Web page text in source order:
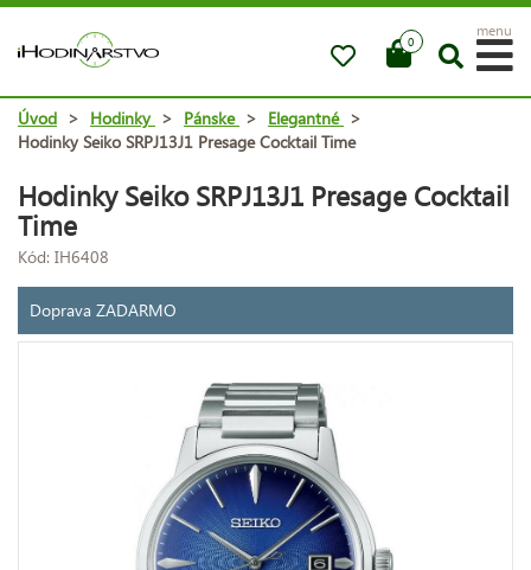
0
menu
Úvod > Hodinky > Pánske > Elegantné >
Hodinky Seiko SRPJ13J1 Presage Cocktail Time
Hodinky Seiko SRPJ13J1 Presage Cocktail
Time
Kód: IH6408
Doprava ZADARMO